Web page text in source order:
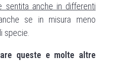
sentita anche in differenti
se in misura meno
specie.
queste e molte altre